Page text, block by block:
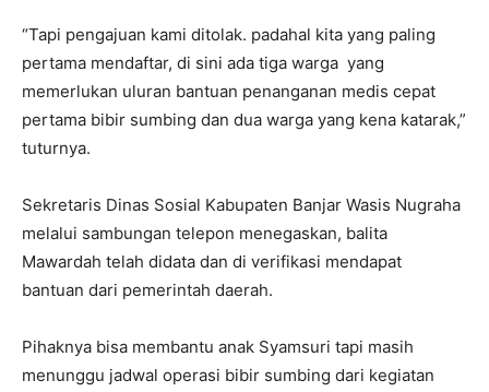
“Tapi pengajuan kami ditolak. padahal kita yang paling
pertama mendaftar, di sini ada tiga warga yang
memerlukan uluran bantuan penanganan medis cepat
pertama bibir sumbing dan dua warga yang kena katarak,”
tuturnya.
Sekretaris Dinas Sosial Kabupaten Banjar Wasis Nugraha
melalui sambungan telepon menegaskan, balita
Mawardah telah didata dan di verifikasi mendapat
bantuan dari pemerintah daerah.
Pihaknya bisa membantu anak Syamsuri tapi masih
menunggu jadwal operasi bibir sumbing dari kegiatan